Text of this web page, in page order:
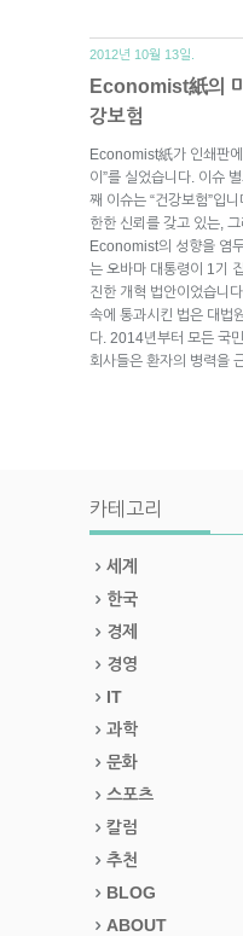
2012년 10월 13일.
Economist紙의
강보험
Economist紙가 인쇄판
이”를 실었습니다. 이슈
째 이슈는 “건강보험”입
한한 신뢰를 갖고 있는,
Economist의 성향을 염
는 오바마 대통령이 1기
진한 개혁 법안이었습니
속에 통과시킨 법은 대법
다. 2014년부터 모든 국
회사들은 환자의 병력을
카테고리
세계
한국
경제
경영
IT
과학
문화
스포츠
칼럼
추천
BLOG
ABOUT